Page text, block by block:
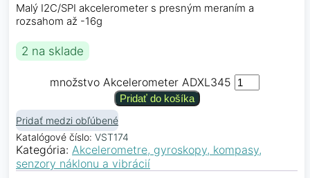
Malý I2C/SPI akcelerometer s presným meraním a
rozsahom až -16g
2 na sklade
množstvo Akcelerometer ADXL345
Pridať do košíka
Pridať medzi obľúbené
Katalógové číslo: VST174
Kategória: Akcelerometre, gyroskopy, kompasy,
senzory náklonu a vibrácií